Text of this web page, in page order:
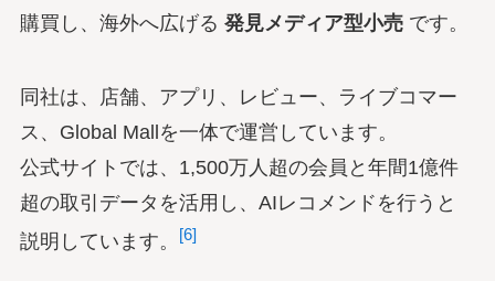
購買し、海外へ広げる 発見メディア型小売です。
同社は、店舗、アプリ、レビュー、ライブコマー
ス、Global Mallを一体で運営しています。
公式サイトでは、1,500万人超の会員と年間1億件
超の取引データを活用し、AIレコメンドを行うと
説明しています。
[6]